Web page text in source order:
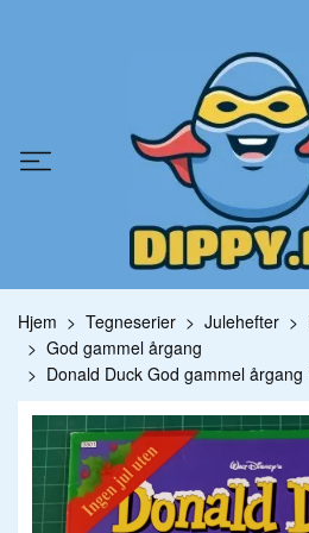
Hjem Tegneserier Julehefter
God gammel årgang
Donald Duck God gammel årgang